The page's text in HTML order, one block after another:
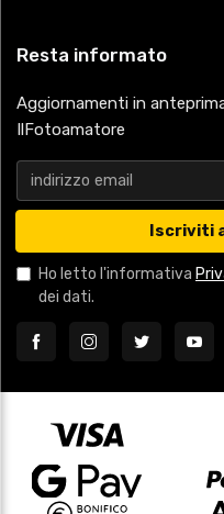
Resta informato
Aggiornamenti in
IlFotoamatore
Iscriviti
Ho letto l'informativa
dei dati.